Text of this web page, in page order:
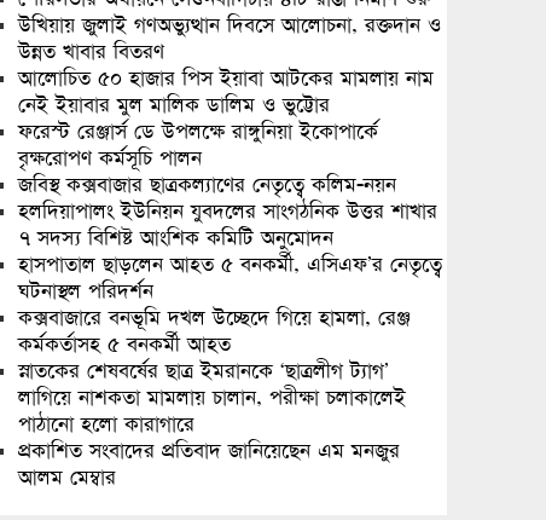
উখিয়ায় জুলাই গণঅভ্যুত্থান দিবসে আলোচনা, রক্তদান ও
উন্নত খাবার বিতরণ
আলোচিত ৫০ হাজার পিস ইয়াবা আটকের মামলায় নাম
নেই ইয়াবার মুল মালিক ডালিম ও ভুট্টোর
ফরেস্ট রেঞ্জার্স ডে উপলক্ষে রাঙ্গুনিয়া ইকোপার্কে
বৃক্ষরোপণ কর্মসূচি পালন
জবিস্থ কক্সবাজার ছাত্রকল্যাণের নেতৃত্বে কলিম-নয়ন
হলদিয়াপালং ইউনিয়ন যুবদলের সাংগঠনিক উত্তর শাখার
৭ সদস্য বিশিষ্ট আংশিক কমিটি অনুমোদন
হাসপাতাল ছাড়লেন আহত ৫ বনকর্মী, এসিএফ’র নেতৃত্বে
ঘটনাস্থল পরিদর্শন
কক্সবাজারে বনভূমি দখল উচ্ছেদে গিয়ে হামলা, রেঞ্জ
কর্মকর্তাসহ ৫ বনকর্মী আহত
স্নাতকের শেষবর্ষের ছাত্র ইমরানকে ‘ছাত্রলীগ ট্যাগ’
লাগিয়ে নাশকতা মামলায় চালান, পরীক্ষা চলাকালেই
পাঠানো হলো কারাগারে
প্রকাশিত সংবাদের প্রতিবাদ জানিয়েছেন এম মনজুর
আলম মেম্বার